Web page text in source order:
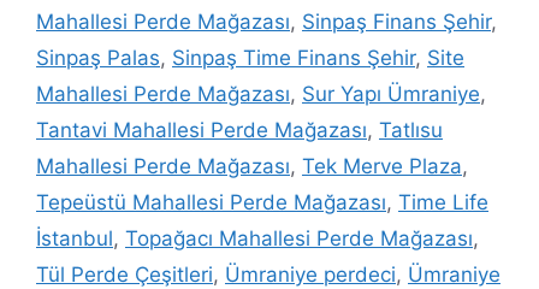
Mahallesi Perde Mağazası, Sinpaş Finans Şehir,
Sinpaş Palas, Sinpaş Time Finans Şehir, Site
Mahallesi Perde Mağazası, Sur Yapı Ümraniye,
Tantavi Mahallesi Perde Mağazası, Tatlısu
Mahallesi Perde Mağazası, Tek Merve Plaza,
Tepeüstü Mahallesi Perde Mağazası, Time Life
İstanbul, Topağacı Mahallesi Perde Mağazası,
Tül Perde Çeşitleri, Ümraniye perdeci, Ümraniye